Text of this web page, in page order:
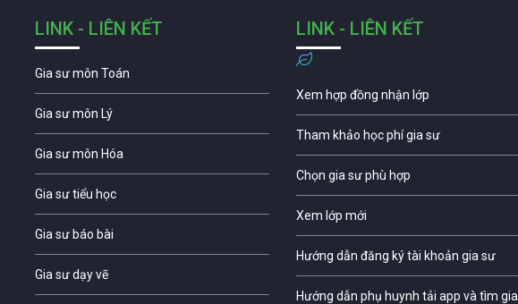
LINK - LIÊN KẾT
Gia sư môn Toán
Gia sư môn Lý
Gia sư môn Hóa
Gia sư tiểu học
Gia sư báo bài
Gia sư dạy vẽ
LINK - LIÊN KẾT
Xem hợp đồng nhận lớp
Tham khảo học phí gia sư
Chọn gia sư phù hợp
Xem lớp mới
Hướng dẫn đăng ký tài khoản gia sư
Hướng dẫn phụ huynh tải app và tìm gia